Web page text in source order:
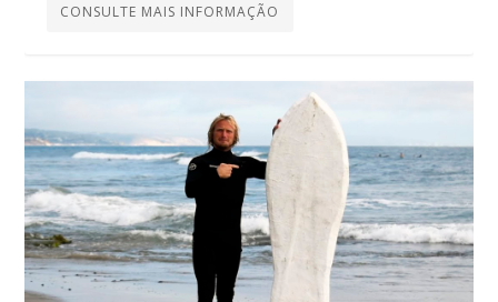
CONSULTE MAIS INFORMAÇÃO